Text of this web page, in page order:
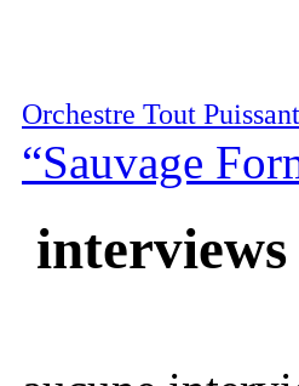
Orchestre Tout
“Sauvage
interviews